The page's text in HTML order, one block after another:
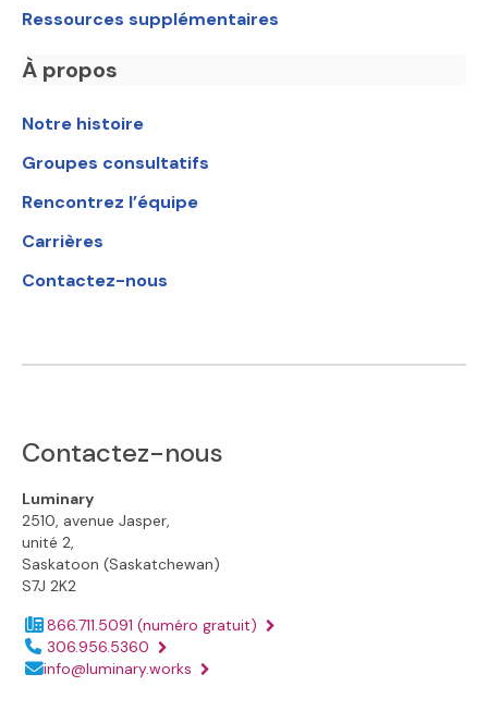
Ressources supplémentaires
À propos
Notre histoire
Groupes consultatifs
Rencontrez l’équipe
Carrières
Contactez-nous
Contactez-nous
Luminary
2510, avenue Jasper,
unité 2,
Saskatoon (Saskatchewan)
S7J 2K2
866.711.5091 (numéro gratuit)
Numéro de téléphone :
306.956.5360
Adresse électronique :
info@luminary.works